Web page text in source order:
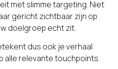
met slimme targeting. Niet
gericht zichtbaar zijn op
doelgroep echt zit.
dus ook je verhaal
alle relevante touchpoints.